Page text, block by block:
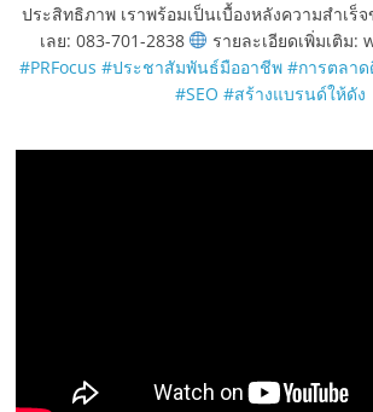
ประสิทธิภาพ เราพร้อมเป็นเบื้องหลังความสำเร็
เลย: 083-701-2838
รายละเอียดเพิ่มเติม:
#PRFocus #ประชาสัมพันธ์มืออาชีพ #การตลา
#SEO #สร้างแบรนด์ให้ดัง